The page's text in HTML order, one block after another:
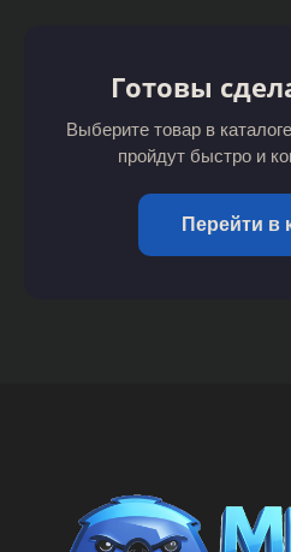
Готовы
Выберите товар в
пройдут быстро и
Перейти в